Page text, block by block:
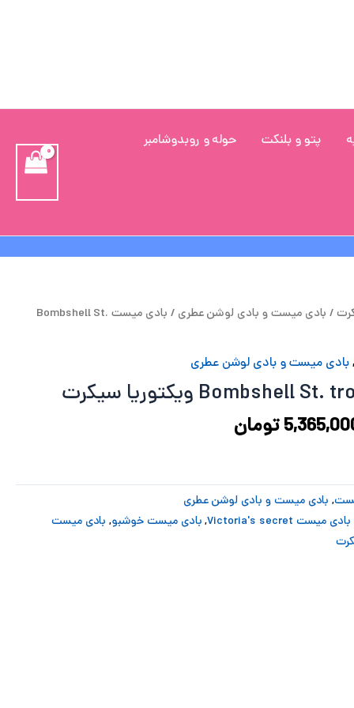
پتو و بلنکت حوله و روبدوشامبر
/ بادی میست و بادی لوشن عطری / بادی میست Bombshell St.
,بادی میست و بادی لوشن عطری
7,240,968 تومان
تومان
قیمت
است.
, بادی میست و بادی لوشن عطری
بادی میست Victoria's secret ,بادی میست خوشبو, بادی میست